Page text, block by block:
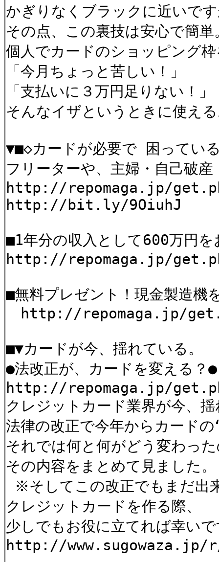
かぎりなくブラックに近いで
その点、この裏技は安心で簡
個人でカードのショッピング
「今月ちょっと苦しい！」
「支払いに３万円足りない！
そんなイザというときに使え
▼■◇カードが必要で 困ってい
フリーターや、主婦・自己破
http://repomaga.jp/
http://bit.ly/9OiuhJ
■1年分の収入として600万円を
http://repomaga.jp/
■無料プレゼント！現金製造機
http://repomaga.jp/
■▼カードが今、揺れている。
●法改正が、カードを変える？●
http://repomaga.jp/
クレジットカード業界が今、
法律の改正で今年からカード
それでは何と何がどう変わっ
その内容をまとめて見ました。
※そしてこの改正でもまだ出
クレジットカードを作る際、
少しでもお役に立てれば幸い
http://www.sugowaza.jp/